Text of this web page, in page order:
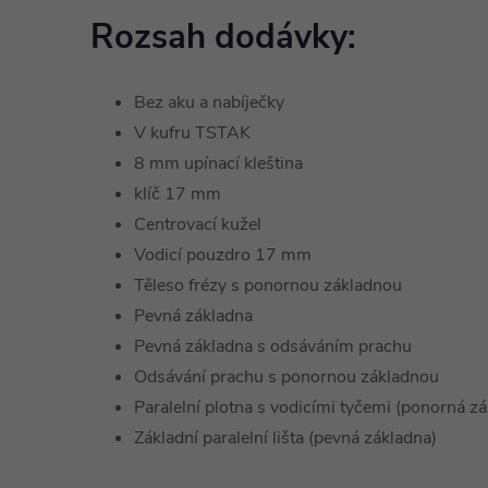
Rozsah dodávky:
Bez aku a nabíječky
V kufru TSTAK
8 mm upínací kleština
klíč 17 mm
Centrovací kužel
Vodicí pouzdro 17 mm
Těleso frézy s ponornou základnou
Pevná základna
Pevná základna s odsáváním prachu
Odsávání prachu s ponornou základnou
Paralelní plotna s vodicími tyčemi (ponorná
Základní paralelní lišta (pevná základna)